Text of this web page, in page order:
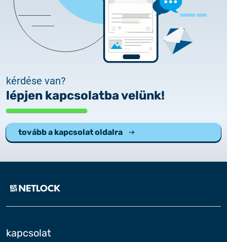
kérdése van?
lépjen kapcsolatba velünk!
tovább a kapcsolat oldalra
kapcsolat